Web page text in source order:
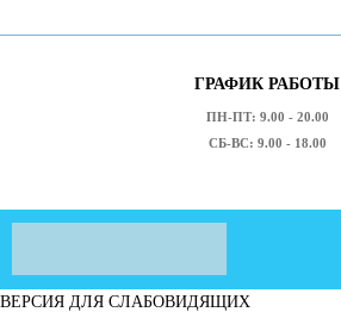
ГРАФИК РАБОТЫ
ПН-ПТ: 9.00 - 20.00
СБ-ВС: 9.00 - 18.00
ВЕРСИЯ ДЛЯ СЛАБОВИДЯЩИХ